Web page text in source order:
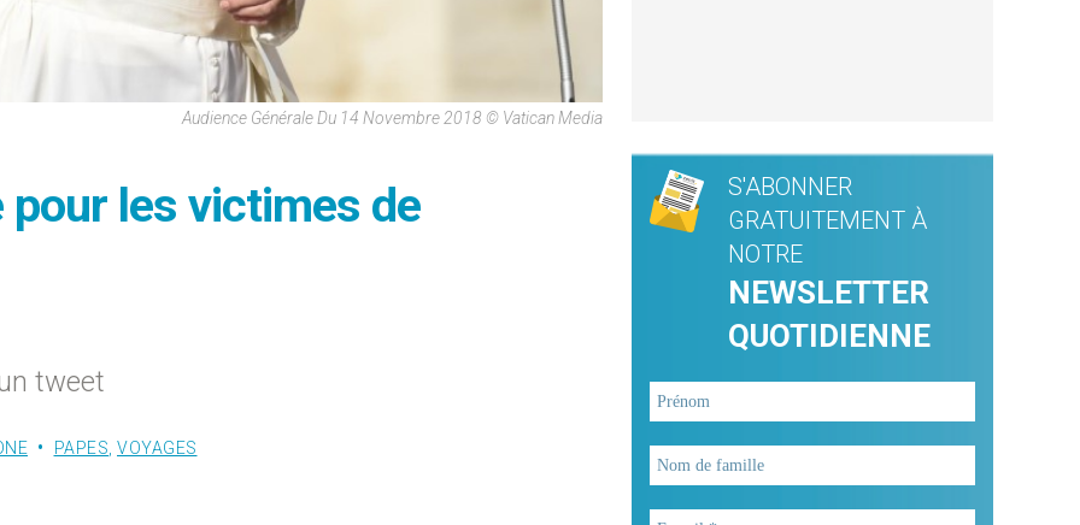
Audience Générale Du 14 Novembre 2018 © Vatican Media
pour les victimes de
tweet
PAPES VOYAGES
S'ABONNER
GRATUITEMENT À
NOTRE
NEWSLETTER
QUOTIDIENNE